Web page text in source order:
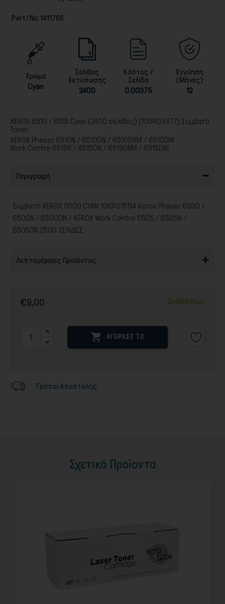
Part/No:1411766
Χρώμα
Cyan
Σελίδες
Εκτύπωσης
2400
Κόστος /
Σελίδα
0.00375
Εγγύηση
(Μήνες)
12
XEROX 6510 / 6515 Cyan (2400 σελίδες) (106R03477) Συμβατό
Toner
XEROX Phaser 6510N / 6510DN / 6510DNM / 6510DNI
Work Centre 6515N / 6515DN / 6515DNM / 6515DNI
Περιγραφή
Συμβατό XEROX 6500 CYAN 106R01594 Xerox Phaser 6500 /
6500N / 6500DN / XEROX Work Centre 6505 / 6505N /
6505DN 2500 ΣΕΛΙΔΕΣ
Λεπτομέρειες Προϊόντος
€9,00 Διαθέσιμο
 ΑΓΟΡΑΣΕ ΤΟ
Τρόποι Αποστολής
Σχετικά Προϊοντα